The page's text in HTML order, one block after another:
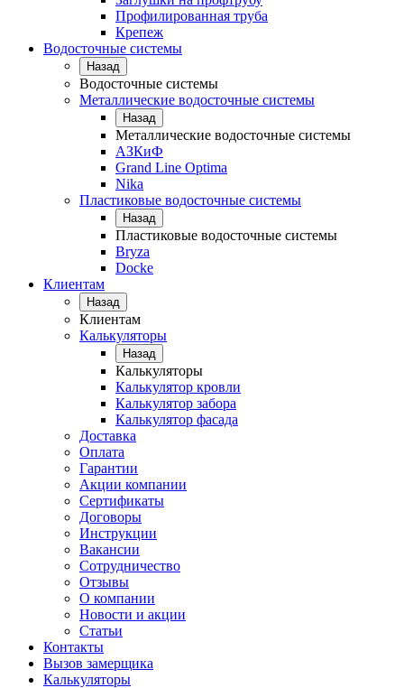
Профилированная труба
Крепеж
Водосточные системы
Назад
Водосточные системы
Металлические водосточные системы
Назад
Металлические водосточные системы
АЗКиФ
Grand Line Optima
Nika
Пластиковые водосточные системы
Назад
Пластиковые водосточные системы
Bryza
Docke
Клиентам
Назад
Клиентам
Калькуляторы
Назад
Калькуляторы
Калькулятор кровли
Калькулятор забора
Калькулятор фасада
Доставка
Оплата
Гарантии
Акции компании
Сертификаты
Договоры
Инструкции
Вакансии
Сотрудничество
Отзывы
О компании
Новости и акции
Статьи
Контакты
Вызов замерщика
Калькуляторы